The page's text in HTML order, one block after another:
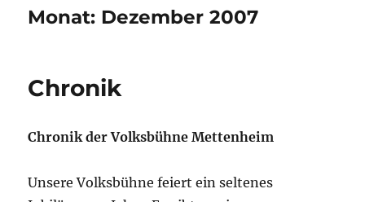
Monat: Dezember 2007
Chronik
Chronik der Volksbühne Mettenheim
Unsere Volksbühne feiert ein seltenes